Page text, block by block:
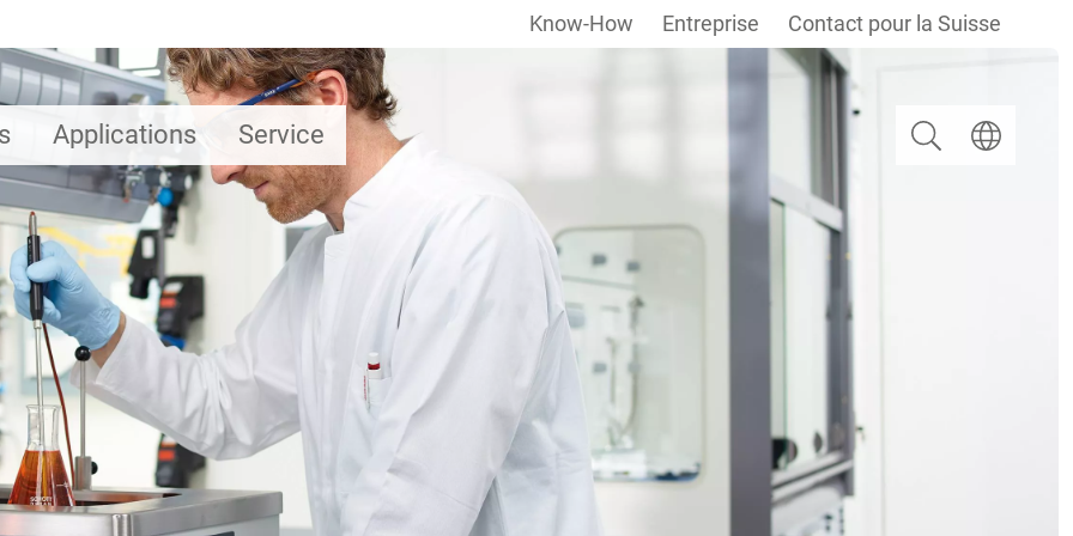
Applications Service
Know-How Entreprise Contact pour la Suisse
RechercherSelect